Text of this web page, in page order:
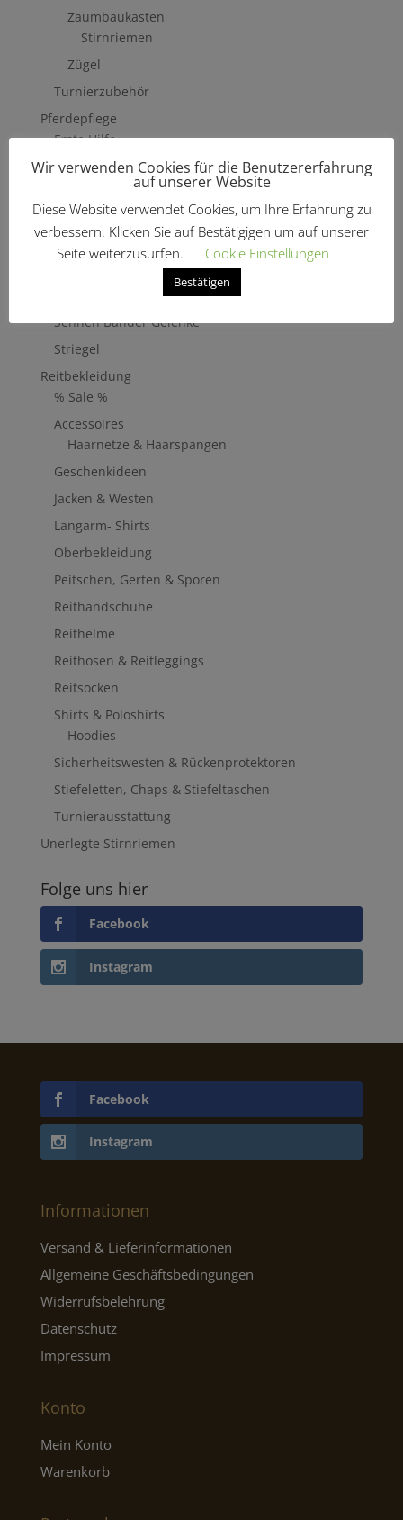
Zaumbaukasten
Stirnriemen
Zügel
Turnierzubehör
Pferdepflege
Erste Hilfe
Fliegenschutzmittel
Pferdewäsche
Putzzeug & Zubehör
Bürsten & Kardätschen
Sehnen Bänder Gelenke
Striegel
Reitbekleidung
% Sale %
Accessoires
Haarnetze & Haarspangen
Geschenkideen
Jacken & Westen
Langarm- Shirts
Oberbekleidung
Peitschen, Gerten & Sporen
Reithandschuhe
Reithelme
Reithosen & Reitleggings
Reitsocken
Shirts & Poloshirts
Hoodies
Sicherheitswesten & Rückenprotektoren
Stiefeletten, Chaps & Stiefeltaschen
Turnierausstattung
Unerlegte Stirnriemen
Folge uns hier
Facebook
Instagram
Facebook
Instagram
Informationen
Versand & Lieferinformationen
Allgemeine Geschäftsbedingungen
Widerrufsbelehrung
Datenschutz
Impressum
Konto
Mein Konto
Warenkorb
Wir verwenden Cookies für die Benutzererfahrung
auf unserer Website
Diese Website verwendet Cookies, um Ihre Erfahrung zu
verbessern. Klicken Sie auf Bestätigigen um auf unserer
Seite weiterzusurfen.
Cookie Einstellungen
Bestätigen